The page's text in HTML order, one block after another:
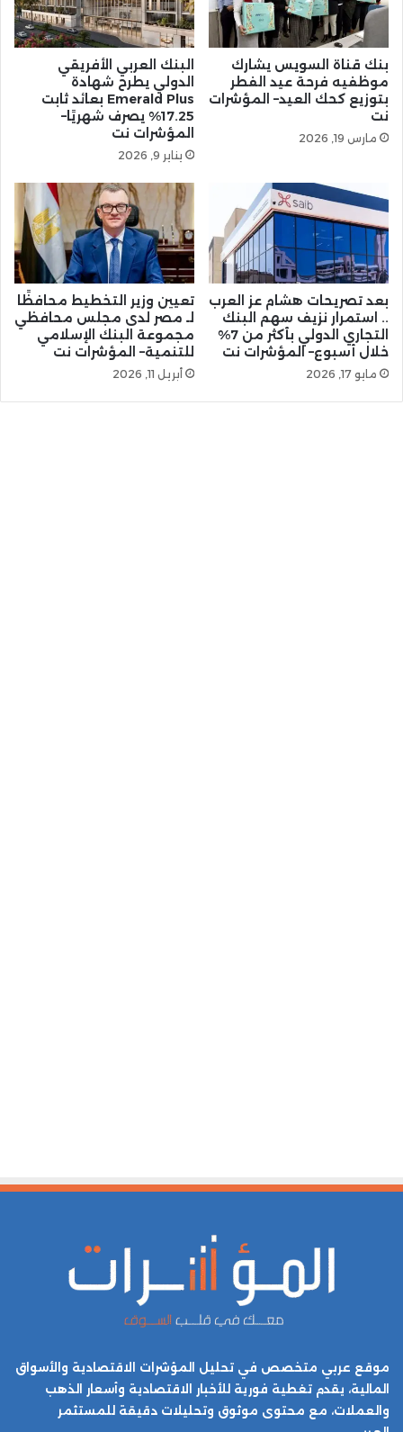
بنك قناة السويس يشارك
موظفيه فرحة عيد الفطر
بتوزيع كحك العيد– المؤشرات
نت
مارس 19, 2026
البنك العربي الأفريقي
الدولي يطرح شهادة
Emerald Plus بعائد ثابت
17.25% يصرف شهريًا–
المؤشرات نت
يناير 9, 2026
بعد تصريحات هشام عز العرب
.. استمرار نزيف سهم البنك
التجاري الدولي بأكثر من 7%
خلال أسبوع– المؤشرات نت
مايو 17, 2026
تعيين وزير التخطيط محافظًا
لـ مصر لدى مجلس محافظي
مجموعة البنك الإسلامي
للتنمية– المؤشرات نت
أبريل 11, 2026
موقع عربي متخصص في تحليل المؤشرات الاقتصادية والأسواق
المالية، يقدم تغطية فورية للأخبار الاقتصادية وأسعار الذهب
والعملات، مع محتوى موثوق وتحليلات دقيقة للمستثمر